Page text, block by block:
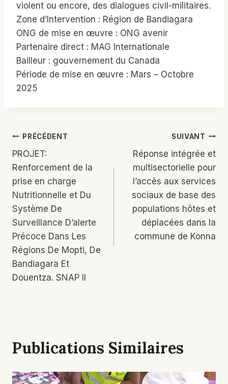
violent ou encore, des dialogues civil-militaires.
Zone d’Intervention : Région de Bandiagara
ONG de mise en œuvre : ONG avenir
Partenaire direct : MAG Internationale
Bailleur : gouvernement du Canada
Période de mise en œuvre : Mars – Octobre
2025
Navigation
De
L’article
PRÉCÉDENT
PROJET:
Renforcement de la
prise en charge
Nutritionnelle et Du
Système De
Surveillance D’alerte
Précoce Dans Les
Régions De Mopti, De
Bandiagara Et
Douentza. SNAP II
SUIVANT
Réponse intégrée et
multisectorielle pour
l’accès aux services
sociaux de base des
populations hôtes et
déplacées dans la
commune de Konna
Publications Similaires